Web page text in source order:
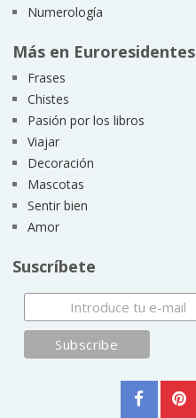
Numerología
Más en Euroresidentes
Frases
Chistes
Pasión por los libros
Viajar
Decoración
Mascotas
Sentir bien
Amor
Suscríbete